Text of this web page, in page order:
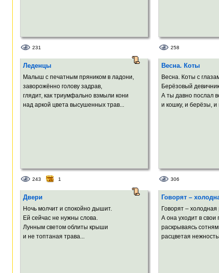
231 258
Леденцы
Малыш с печатным пряником в ладони,
заворожённо голову задрав,
глядит, как триумфально взмыли кони
над аркой цвета высушенных трав...
243 1
Весна. Коты
Весна. Коты с
Берёзовый
А ты давно послал
и кошку, и берёзы, и
306
Двери
Ночь молчит и спокойно дышит.
Ей сейчас не нужны слова.
Лунным светом облиты крыши
и не топтаная трава...
Говорят –
Говорят – холодная
А она уходит в свои
раскрываясь
расцветая